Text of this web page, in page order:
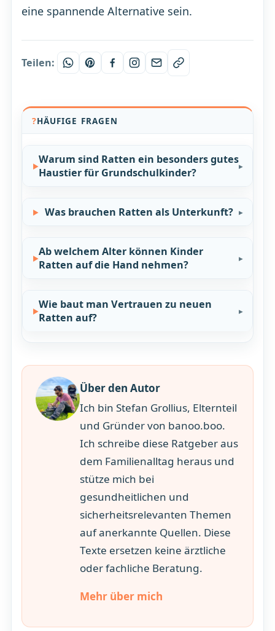
eine spannende Alternative sein.
Teilen:
HÄUFIGE FRAGEN
Warum sind Ratten ein besonders gutes
Haustier für Grundschulkinder?
Was brauchen Ratten als Unterkunft?
Ab welchem Alter können Kinder
Ratten auf die Hand nehmen?
Wie baut man Vertrauen zu neuen
Ratten auf?
Über den Autor
Ich bin Stefan Grollius, Elternteil
und Gründer von banoo.boo.
Ich schreibe diese Ratgeber aus
dem Familienalltag heraus und
stütze mich bei
gesundheitlichen und
sicherheitsrelevanten Themen
auf anerkannte Quellen. Diese
Texte ersetzen keine ärztliche
oder fachliche Beratung.
Mehr über mich